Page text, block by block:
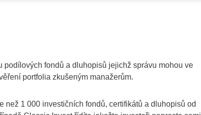
fondů a dluhopisů jejichž správu mohou ve
portfolia zkušeným manažerům.
než 1 000 investičních fondů, certifikátů a dluhopisů od